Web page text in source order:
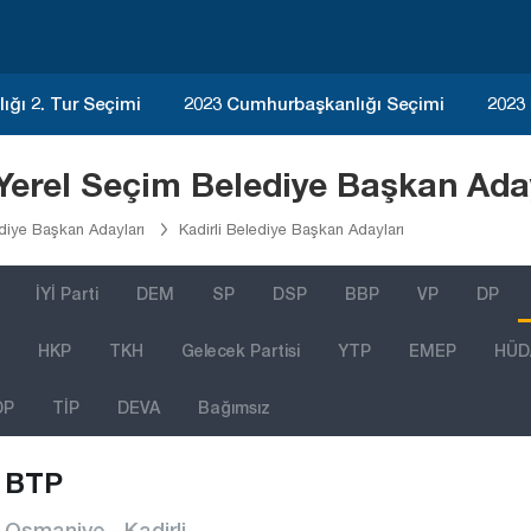
2. Tur Seçimi 2023 Cumhurbaşkanlığı Seçimi
Seçim Belediye Başkan
Başkan Adayları Kadirli Belediye Başkan Adayları
İYİ Parti DEM SP DSP BBP VP DP
HKP TKH Gelecek Partisi YTP EMEP
TİP DEVA Bağımsız
BTP